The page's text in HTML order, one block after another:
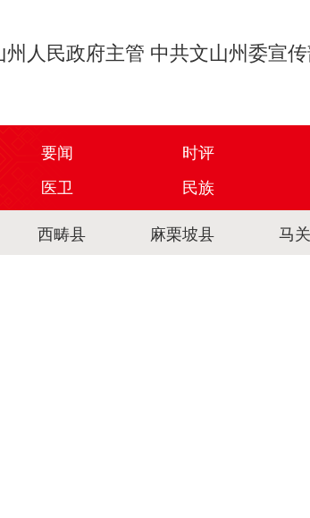
人民政府主管 中共文山州委宣
要闻
时评
医卫
民族
西畴县 麻栗坡县 马